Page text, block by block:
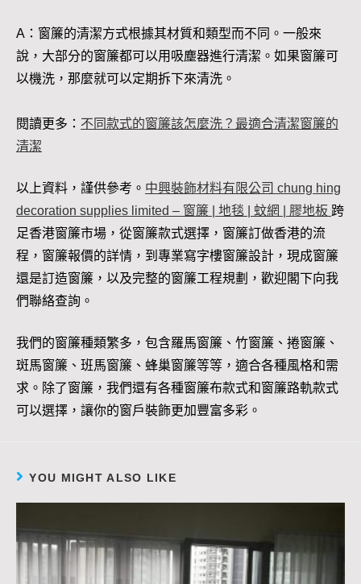
A：窗簾的清潔方式根據其材質和類型而不同。一般來
說，大部分的窗簾都可以用吸塵器進行清潔。如果窗簾可
以機洗，那麼就可以定期拆下來清洗。
閱讀更多： 不同款式的窗簾該怎麼洗？最適合清潔窗簾的
清潔
以上資料，謹供參考。 中興裝飾材料有限公司 chung hing
decoration supplies limited – 窗簾 | 地毯 | 蚊網 | 膠地板 跨
足香港窗簾市場，從窗簾款式選擇，窗簾訂做香港的流
程，窗簾報價的詳情，到專業寫字樓窗簾設計，現成窗簾
還是訂造窗簾，以及完整的窗簾工程規劃，歡迎閣下向我
們聯絡查詢。
我們的窗簾種類繁多，包含羅馬窗簾、竹窗簾、捲窗簾、
斑馬窗簾、班馬窗簾、蜂巢窗簾等等，適合各種風格和需
求。除了窗簾，我們還有各種窗簾布款式和窗簾路軌款式
可以選擇，讓你的窗戶裝飾更加豐富多彩。
YOU MIGHT ALSO LIKE